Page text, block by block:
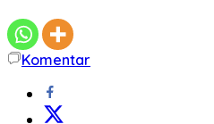
Komentar